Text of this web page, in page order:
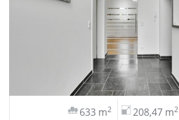
633 m2 208,47 m2